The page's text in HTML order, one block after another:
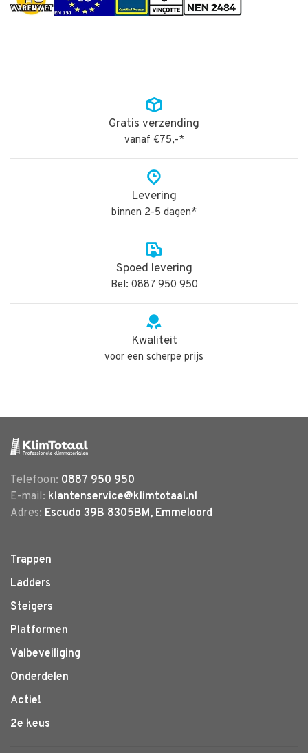
Gratis verzending
vanaf €75,-*
Levering
binnen 2-5 dagen*
Spoed levering
Bel: 0887 950 950
Kwaliteit
voor een scherpe prijs
Telefoon: 0887 950 950
E-mail: klantenservice@klimtotaal.nl
Adres: Escudo 39B 8305BM, Emmeloord
Trappen
Ladders
Steigers
Platformen
Valbeveiliging
Onderdelen
Actie!
2e keus